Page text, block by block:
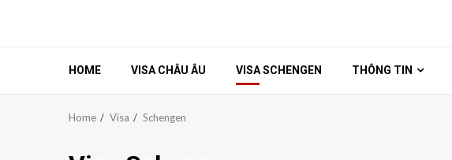
HOME VISA CHÂU ÂU VISA SCHENGEN THÔNG TIN
Home Visa Schengen